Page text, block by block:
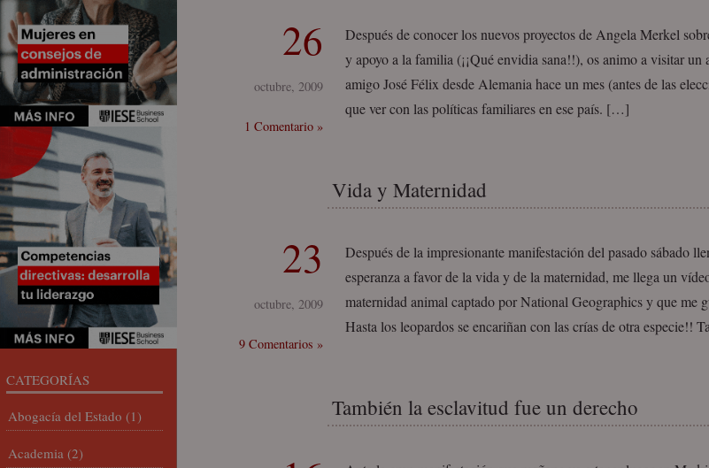
26
octubre, 2009
1 Comentario »
Después de conocer los nuevos proyectos de Angela Merkel
y apoyo a la familia (¡¡Qué envidia sana!!), os animo a visitar
amigo José Félix desde Alemania hace un mes (antes de las
que ver con las políticas familiares en ese país. […]
Vida y Maternidad
23
octubre, 2009
9 Comentarios »
Después de la impresionante manifestación del pasado sábado
esperanza a favor de la vida y de la maternidad, me llega un
maternidad animal captado por National Geographics y que me
Hasta los leopardos se encariñan con las crías de otra especie!!
También la esclavitud fue un derecho
CATEGORÍAS
Abogacía del Estado (1)
Academia (2)